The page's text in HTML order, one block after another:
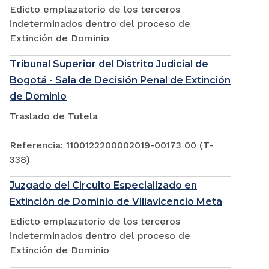
Edicto emplazatorio de los terceros
indeterminados dentro del proceso de
Extinción de Dominio
Tribunal Superior del Distrito Judicial de
Bogotá - Sala de Decisión Penal de Extinción
de Dominio
Traslado de Tutela
Referencia: 1100122200002019-00173 00 (T-
338)
Juzgado del Circuito Especializado en
Extinción de Dominio de Villavicencio Meta
Edicto emplazatorio de los terceros
indeterminados dentro del proceso de
Extinción de Dominio